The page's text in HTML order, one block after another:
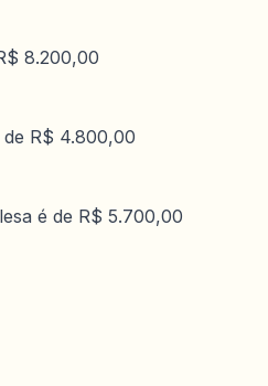
8.200,00
R$ 4.800,00
é de R$ 5.700,00